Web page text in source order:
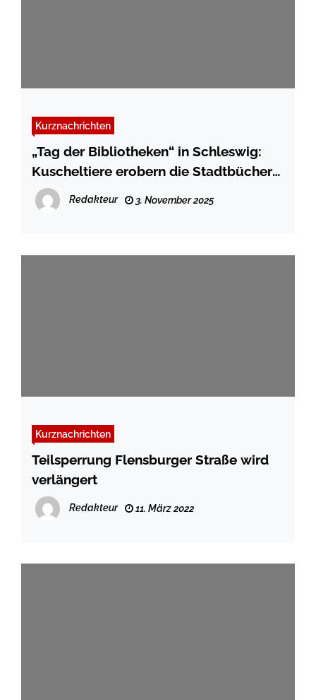
Kurznachrichten
„Tag der Bibliotheken“ in Schleswig:
Kuscheltiere erobern die Stadtbücherei
Schleswig
Redakteur 3. November 2025
Kurznachrichten
Teilsperrung Flensburger Straße wird
verlängert
Redakteur 11. März 2022